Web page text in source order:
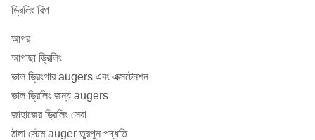
ড্রিলিং রিগ
আগর
আগাছা ড্রিলিং
ভাল ড্রিংগার augers এবং এক্সটেনশন
ভাল ড্রিলিং জন্য augers
জাহাজের ড্রিলিং সেবা
ঠালা স্টেম auger তুরপুন পদ্ধতি